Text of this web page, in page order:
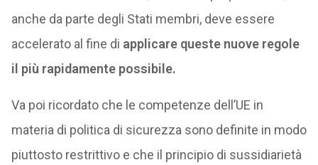
anche da parte degli Stati membri, deve essere
accelerato al fine di applicare queste nuove regole
il più rapidamente possibile.
Va poi ricordato che le competenze dell’UE in
materia di politica di sicurezza sono definite in modo
piuttosto restrittivo e che il principio di sussidiarietà